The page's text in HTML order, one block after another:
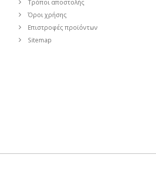
Τρόποι αποστολής
Όροι χρήσης
Επιστροφές προϊόντων
Sitemap